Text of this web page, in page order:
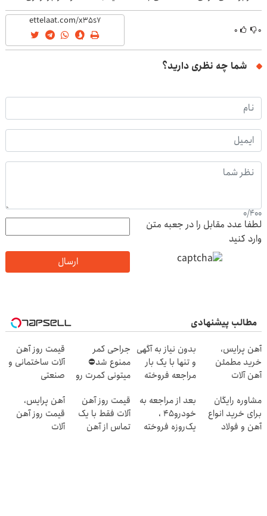
(تخفیف ویژه)
(40%off)
۰ ۰
شما چه نظری دارید؟
0/400
لطفا عدد مقابل را در جعبه متن
وارد کنید
ارسال
مطالب پیشنهادی
آهن پرایس،
خرید مطمئن
آهن آلات
بدون نیاز به آگهی
و تنها با یک بار
مراجعه فروخته
جراحی کمر
ممنوع شد⛔
میتونی کمرت رو
کنی! 👈🏻
پرسش‌نامه
قیمت روز آهن
آلات ساختمانی و
صنعتی
مشاوره رایگان
برای خرید انواع
آهن و فولاد
بعد از مراجعه به
خودرو45 ،
یک‌روزه فروخته
قیمت روز آهن
آلات فقط با یک
تماس از آهن
آهن پرایس،
قیمت روز آهن
آلات